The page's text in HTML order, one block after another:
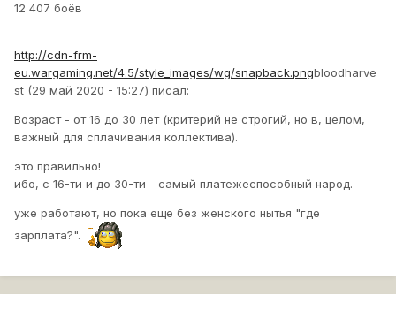
12 407 боёв
http://cdn-frm-
eu.wargaming.net/4.5/style_images/wg/snapback.pngbloodharve
st (29 май 2020 - 15:27) писал:
Возраст - от 16 до 30 лет (критерий не строгий, но в, целом,
важный для сплачивания коллектива).
это правильно!
ибо, с 16-ти и до 30-ти - самый платежеспособный народ.
уже работают, но пока еще без женского нытья "где
зарплата?".